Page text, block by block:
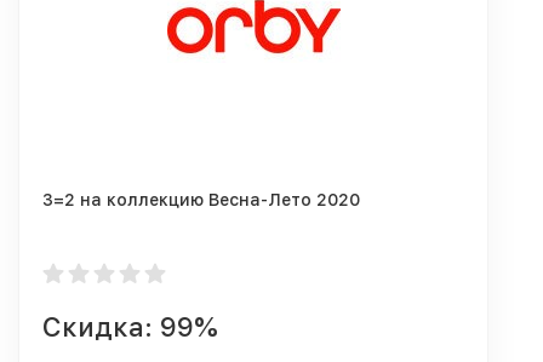
3=2 на коллекцию Весна-Лето 2020
Скидка: 99%